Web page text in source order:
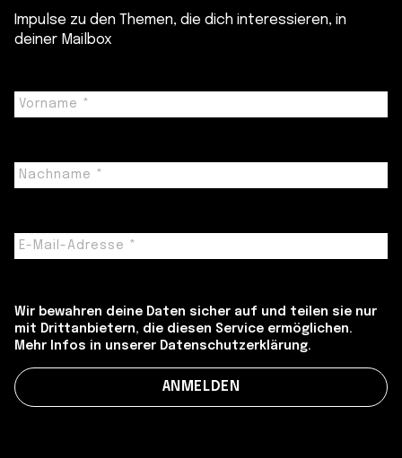
Impulse zu den Themen, die dich interessieren, in
deiner Mailbox
Wir bewahren deine Daten sicher auf und teilen sie nur
mit Drittanbietern, die diesen Service ermöglichen.
Mehr Infos in unserer Datenschutzerklärung.